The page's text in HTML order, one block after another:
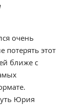
очень
этот
ближе с
Юрия